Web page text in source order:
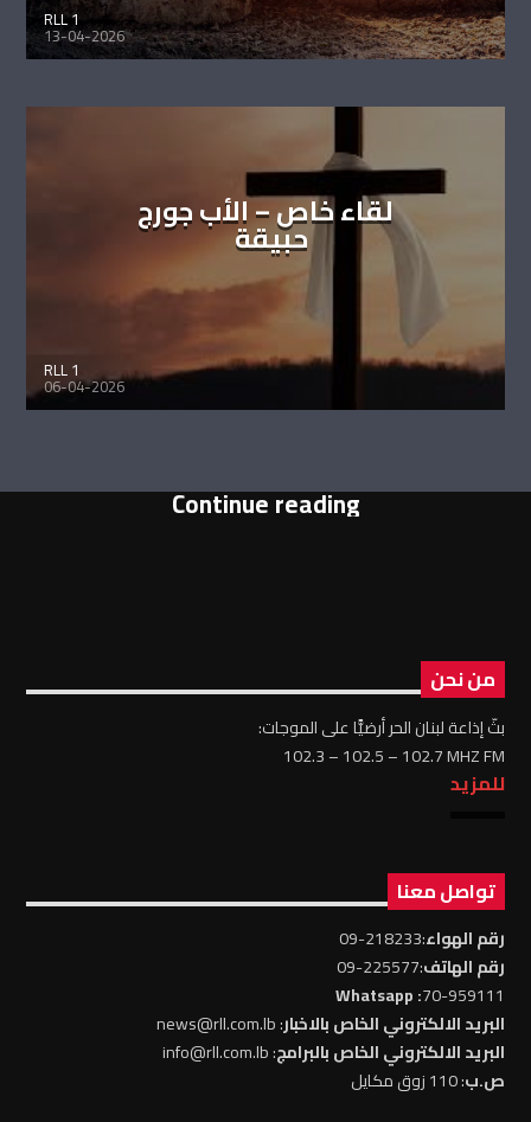
RLL 1
13-04-2026
لقاء خاص – الأب جورج
حبيقة
RLL 1
06-04-2026
Continue reading
من نحن
بثّ إذاعة لبنان الحر أرضيًّا على الموجات:
102.3 – 102.5 – 102.7 MHZ FM
للمزيد
تواصل معنا
رقم الهواء:218233-09
رقم الهاتف:225577-09
70-959111
: Whatsapp
البريد الالكتروني الخاص بالاخبار: news@rll.com.lb
البريد الالكتروني الخاص بالبرامج: info@rll.com.lb
ص.ب: 110 زوق مكايل